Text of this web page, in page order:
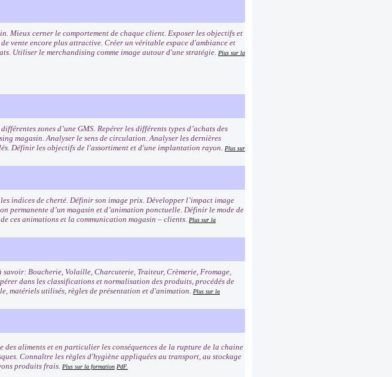
Mieux cerner le comportement de chaque client. Exposer les objectifs et
vente encore plus attractive. Créer un véritable espace d'ambiance et
Utiliser le merchandising comme image autour d'une stratégie. Plus sur la
zones d’une GMS. Repérer les différents types d’achats des
magasin. Analyser le sens de circulation. Analyser les dernières
Définir les objectifs de l'assortiment et d'une implantation rayon. Plus sur
indices de cherté. Définir son image prix. Développer l’impact image
permanente d’un magasin et d’animation ponctuelle. Définir le mode de
ces animations et la communication magasin – clients. Plus sur la
Boucherie, Volaille, Charcuterie, Traiteur, Crèmerie, Fromage,
dans les classifications et normalisation des produits, procédés de
matériels utilisés, règles de présentation et d'animation. Plus sur la
aliments et en particulier les conséquences de la rupture de la chaine
Connaître les règles d'hygiène appliquées au transport, au stockage
produits frais. Plus sur la formation PdF.